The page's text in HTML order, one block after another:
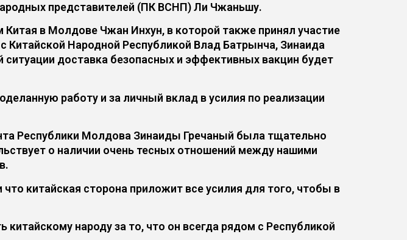
представителей (ПК ВСНП) Ли Чжаньшу.
в Молдове Чжан Инхун, в которой также принял участие
Народной Республикой Влад Батрынча, Зинаида
доставка безопасных и эффективных вакцин будет
работу и за личный вклад в усилия по реализации
Республики Молдова Зинаиды Гречаный была тщательно
о наличии очень тесных отношений между нашими
китайская сторона приложит все усилия для того, чтобы в
народу за то, что он всегда рядом с Республикой